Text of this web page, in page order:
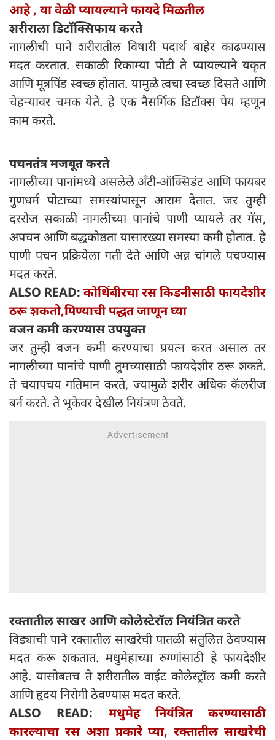
आहे , या वेळी प्यायल्याने फायदे मिळतील
शरीराला डिटॉक्सिफाय करते
नागलीची पाने शरीरातील विषारी पदार्थ बाहेर काढण्यास
मदत करतात. सकाळी रिकाम्या पोटी ते प्यायल्याने यकृत
आणि मूत्रपिंड स्वच्छ होतात. यामुळे त्वचा स्वच्छ दिसते आणि
चेहऱ्यावर चमक येते. हे एक नैसर्गिक डिटॉक्स पेय म्हणून
काम करते.
पचनतंत्र मजबूत करते
नागलीच्या पानांमध्ये असलेले अँटी-ऑक्सिडंट आणि फायबर
गुणधर्म पोटाच्या समस्यांपासून आराम देतात. जर तुम्ही
दररोज सकाळी नागलीच्या पानांचे पाणी प्यायले तर गॅस,
अपचन आणि बद्धकोष्ठता यासारख्या समस्या कमी होतात. हे
पाणी पचन प्रक्रियेला गती देते आणि अन्न चांगले पचण्यास
मदत करते.
ALSO READ: कोथिंबीरचा रस किडनीसाठी फायदेशीर
ठरू शकतो,पिण्याची पद्धत जाणून घ्या
वजन कमी करण्यास उपयुक्त
जर तुम्ही वजन कमी करण्याचा प्रयत्न करत असाल तर
नागलीच्या पानांचे पाणी तुमच्यासाठी फायदेशीर ठरू शकते.
ते चयापचय गतिमान करते, ज्यामुळे शरीर अधिक कॅलरीज
बर्न करते. ते भूकेवर देखील नियंत्रण ठेवते.
रक्तातील साखर आणि कोलेस्टेरॉल नियंत्रित करते
विड्याची पाने रक्तातील साखरेची पातळी संतुलित ठेवण्यास
मदत करू शकतात. मधुमेहाच्या रुग्णांसाठी हे फायदेशीर
आहे. यासोबतच ते शरीरातील वाईट कोलेस्ट्रॉल कमी करते
आणि हृदय निरोगी ठेवण्यास मदत करते.
ALSO READ: मधुमेह नियंत्रित करण्यासाठी
कारल्याचा रस अशा प्रकारे प्या, रक्तातील साखरेची